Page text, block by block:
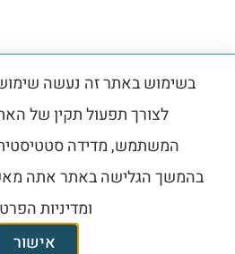
לצורך תפעול תקין של
המשתמש, מדידה
בהמשך הגלישה באתר אתה
ומדיניות
אישור